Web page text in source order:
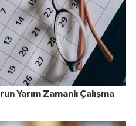
Yarım Zamanlı Çalışma